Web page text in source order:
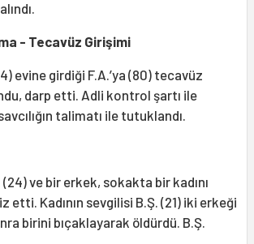
- Tecavüz Girişimi
evine girdiği F.A.’ya (80) tecavüz
darp etti. Adli kontrol şartı ile
talimatı ile tutuklandı.
(24) ve bir erkek, sokakta bir kadını
etti. Kadının sevgilisi B.Ş. (21) iki erkeği
birini bıçaklayarak öldürdü. B.Ş.